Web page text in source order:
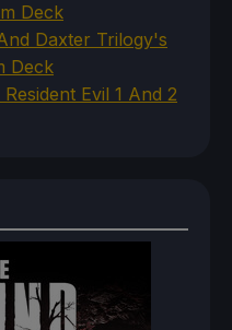
Deck
Daxter Trilogy's
Deck
Evil 1 And 2